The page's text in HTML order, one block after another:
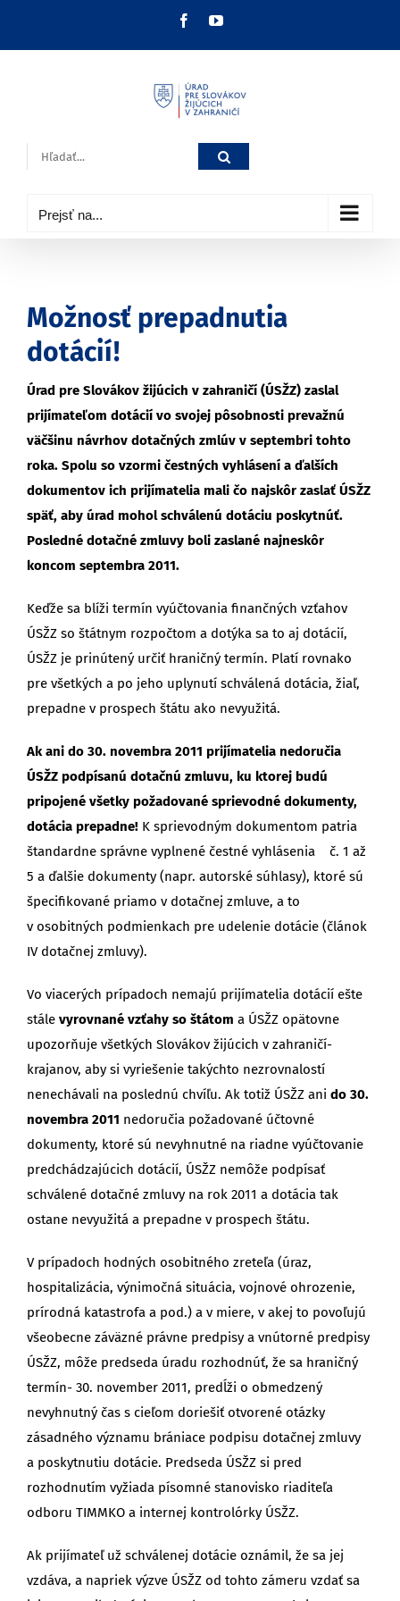
FacebookYouTube
Hľadať:
Prejsť na...
Možnosť prepadnutia
dotácií!
Úrad pre Slovákov žijúcich v zahraničí (ÚSŽZ) zaslal
prijímateľom dotácií vo svojej pôsobnosti prevažnú
väčšinu návrhov dotačných zmlúv v septembri tohto
roka. Spolu so vzormi čestných vyhlásení a ďalších
dokumentov ich prijímatelia mali čo najskôr zaslať ÚSŽZ
späť, aby úrad mohol schválenú dotáciu poskytnúť.
Posledné dotačné zmluvy boli zaslané najneskôr
koncom septembra 2011.
Keďže sa blíži termín vyúčtovania finančných vzťahov
ÚSŽZ so štátnym rozpočtom a dotýka sa to aj dotácií,
ÚSŽZ je prinútený určiť hraničný termín. Platí rovnako
pre všetkých a po jeho uplynutí schválená dotácia, žiaľ,
prepadne v prospech štátu ako nevyužitá.
Ak ani do 30. novembra 2011 prijímatelia nedoručia
ÚSŽZ podpísanú dotačnú zmluvu, ku ktorej budú
pripojené všetky požadované sprievodné dokumenty,
dotácia prepadne! K sprievodným dokumentom patria
štandardne správne vyplnené čestné vyhlásenia č. 1 až
5 a ďalšie dokumenty (napr. autorské súhlasy), ktoré sú
špecifikované priamo v dotačnej zmluve, a to
v osobitných podmienkach pre udelenie dotácie (článok
IV dotačnej zmluvy).
Vo viacerých prípadoch nemajú prijímatelia dotácií ešte
stále vyrovnané vzťahy so štátom a ÚSŽZ opätovne
upozorňuje všetkých Slovákov žijúcich v zahraničí-
krajanov, aby si vyriešenie takýchto nezrovnalostí
nenechávali na poslednú chvíľu. Ak totiž ÚSŽZ ani do 30.
novembra 2011 nedoručia požadované účtovné
dokumenty, ktoré sú nevyhnutné na riadne vyúčtovanie
predchádzajúcich dotácií, ÚSŽZ nemôže podpísať
schválené dotačné zmluvy na rok 2011 a dotácia tak
ostane nevyužitá a prepadne v prospech štátu.
V prípadoch hodných osobitného zreteľa (úraz,
hospitalizácia, výnimočná situácia, vojnové ohrozenie,
prírodná katastrofa a pod.) a v miere, v akej to povoľujú
všeobecne záväzné právne predpisy a vnútorné predpisy
ÚSŽZ, môže predseda úradu rozhodnúť, že sa hraničný
termín- 30. november 2011, predĺži o obmedzený
nevyhnutný čas s cieľom doriešiť otvorené otázky
zásadného významu brániace podpisu dotačnej zmluvy
a poskytnutiu dotácie. Predseda ÚSŽZ si pred
rozhodnutím vyžiada písomné stanovisko riaditeľa
odboru TIMMKO a internej kontrolórky ÚSŽZ.
Ak prijímateľ už schválenej dotácie oznámil, že sa jej
vzdáva, a napriek výzve ÚSŽZ od tohto zámeru vzdať sa